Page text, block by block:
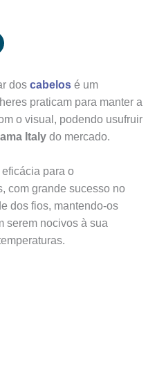
dos cabelos é um
praticam para manter a
o visual, podendo usufruir
Italy do mercado.
para o
com grande sucesso no
dos fios, mantendo-os
serem nocivos à sua